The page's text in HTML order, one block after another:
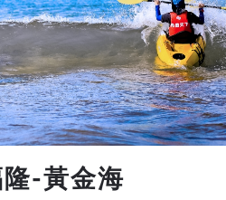
-黃金海